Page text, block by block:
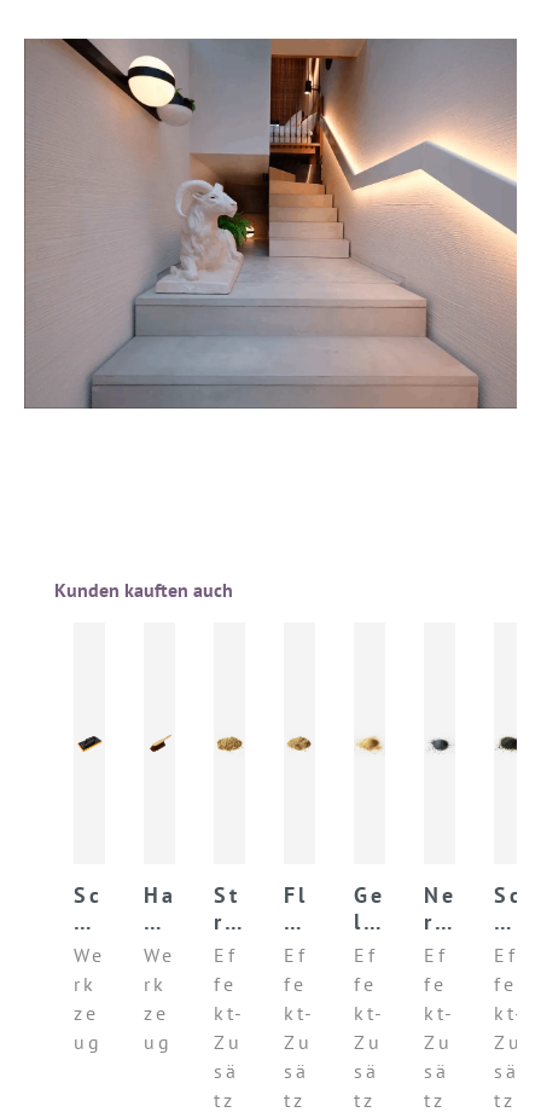
Produktgalerie überspringen
Kunden kauften auch
Sc
h
w
a
m
br
We
rk
ze
ug
Ha
nd
fe
ge
We
rk
ze
ug
St
ro
hf
as
er
n
Ef
fe
kt-
Zu
sä
tz
Fl
ac
hs
fa
se
rn
Ef
fe
kt-
Zu
sä
tz
Ge
lb
er
Si
en
na
Ef
fe
kt-
Zu
sä
tz
Ne
ro
Eb
an
o
Ef
fe
kt-
Zu
sä
tz
Sc
h
w
ar
ze
r
Gl
im
m
Ef
fe
kt-
Zu
sä
tz